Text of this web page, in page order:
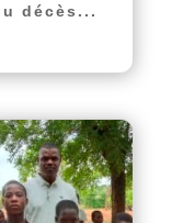
décès...